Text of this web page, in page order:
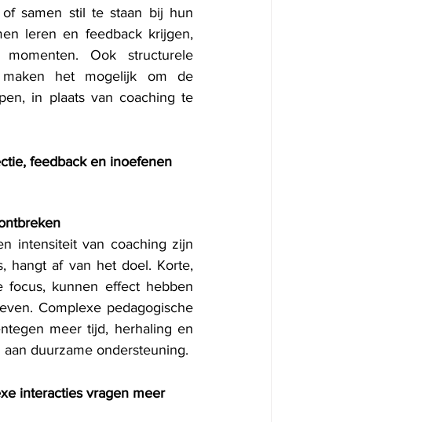
samen stil te staan bij hun
leren en feedback krijgen,
Ook structurele
het mogelijk om de
in plaats van coaching te
feedback en inoefenen
intensiteit van coaching zijn
hangt af van het doel. Korte,
focus, kunnen effect hebben
Complexe pedagogische
meer tijd, herhaling en
duurzame ondersteuning.
interacties vragen meer